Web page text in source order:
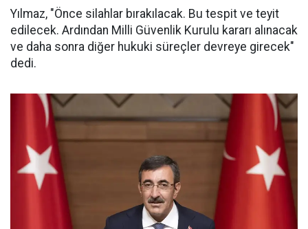
Yılmaz, "Önce silahlar bırakılacak. Bu tespit ve teyit
edilecek. Ardından Milli Güvenlik Kurulu kararı alınacak
ve daha sonra diğer hukuki süreçler devreye girecek"
dedi.